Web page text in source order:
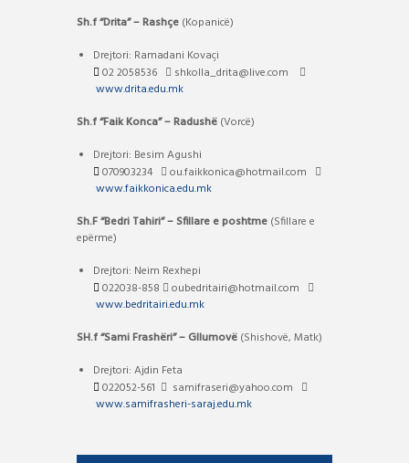
Sh.f “Drita” – Rashçe (Kopanicë)
Drejtori: Ramadani Kovaçi
02 2058536
shkolla_drita@live.com
www.drita.edu.mk
Sh.f “Faik Konca” – Radushë (Vorcë)
Drejtori: Besim Agushi
070903234
ou.faikkonica@hotmail.com
www.faikkonica.edu.mk
Sh.F “Bedri Tahiri” – Sfillare e poshtme (Sfillare e
epërme)
Drejtori: Neim Rexhepi
022038-858
oubedritairi@hotmail.com
www.bedritairi.edu.mk
SH.f “Sami Frashëri” – Gllumovë (Shishovë, Matk)
Drejtori: Ajdin Feta
022052-561
samifraseri@yahoo.com
www.samifrasheri-saraj.edu.mk